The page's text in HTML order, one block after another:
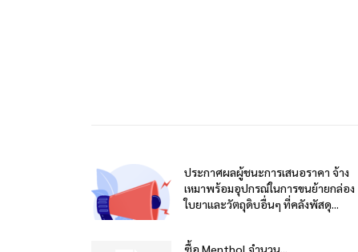
ประกาศผลผู้ชนะการเสนอราคา จ้าง
เหมาพร้อมอุปกรณ์ในการขนย้ายกล่อง
ใบยาและวัตถุดิบอื่นๆ ที่คลังพัสดุ...
ซื้อ Menthol จำนวน...